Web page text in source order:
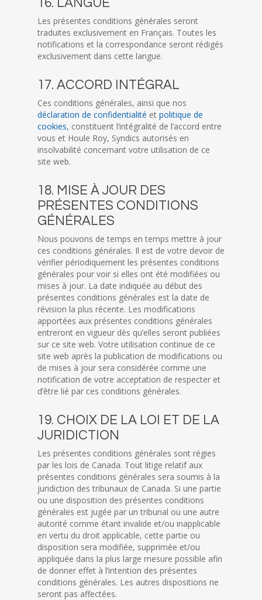
16. LANGUE
Les présentes conditions générales seront
traduites exclusivement en Français. Toutes les
notifications et la correspondance seront rédigés
exclusivement dans cette langue.
17. ACCORD INTÉGRAL
Ces conditions générales, ainsi que nos
déclaration de confidentialité et politique de
cookies, constituent l’intégralité de l’accord entre
vous et Houle Roy, Syndics autorisés en
insolvabilité concernant votre utilisation de ce
site web.
18. MISE À JOUR DES
PRÉSENTES CONDITIONS
GÉNÉRALES
Nous pouvons de temps en temps mettre à jour
ces conditions générales. Il est de votre devoir de
vérifier périodiquement les présentes conditions
générales pour voir si elles ont été modifiées ou
mises à jour. La date indiquée au début des
présentes conditions générales est la date de
révision la plus récente. Les modifications
apportées aux présentes conditions générales
entreront en vigueur dès qu’elles seront publiées
sur ce site web. Votre utilisation continue de ce
site web après la publication de modifications ou
de mises à jour sera considérée comme une
notification de votre acceptation de respecter et
d’être lié par ces conditions générales.
19. CHOIX DE LA LOI ET DE LA
JURIDICTION
Les présentes conditions générales sont régies
par les lois de Canada. Tout litige relatif aux
présentes conditions générales sera soumis à la
juridiction des tribunaux de Canada. Si une partie
ou une disposition des présentes conditions
générales est jugée par un tribunal ou une autre
autorité comme étant invalide et/ou inapplicable
en vertu du droit applicable, cette partie ou
disposition sera modifiée, supprimée et/ou
appliquée dans la plus large mesure possible afin
de donner effet à l’intention des présentes
conditions générales. Les autres dispositions ne
seront pas affectées.